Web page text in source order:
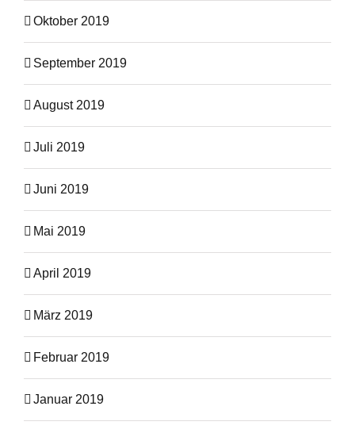
Oktober 2019
September 2019
August 2019
Juli 2019
Juni 2019
Mai 2019
April 2019
März 2019
Februar 2019
Januar 2019